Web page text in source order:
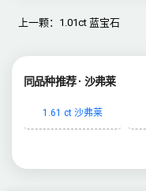
上一颗：1.01ct 蓝宝石
同品种推荐 · 沙弗莱
1.61 ct 沙弗莱